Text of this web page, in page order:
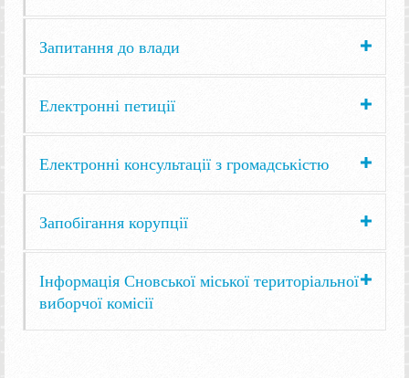
Запитання до влади
Електронні петиції
Електронні консультації з громадськістю
Запобігання корупції
Інформація Сновської міської територіальної
виборчої комісії